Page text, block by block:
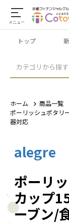
メニュー
カテゴリから探す
トップ
ホーム
商品一覧
ポーリッシュポタ
器対応
alegre
ポーリ
カップ
ーブン/